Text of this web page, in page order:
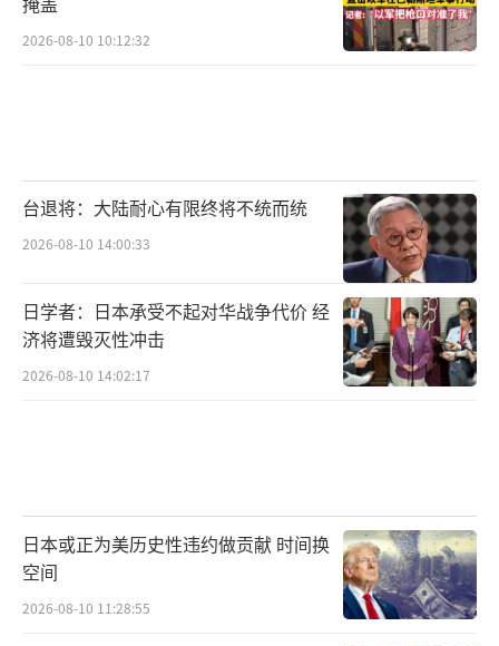
2026-08-10 10:12:32
台退将：大陆耐心有限终将不统而统
2026-08-10 14:00:33
日学者：日本承受不起对华战争代价 经
济将遭毁灭性冲击
2026-08-10 14:02:17
日本或正为美历史性违约做贡献 时间换
空间
2026-08-10 11:28:55